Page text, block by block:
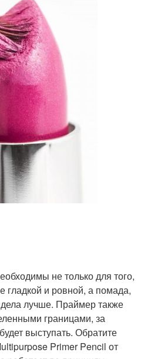
не только для того,
гладкой и ровной, а помада,
лучше. Праймер также
границами, за
выступать. Обратите
Primer Pencil от